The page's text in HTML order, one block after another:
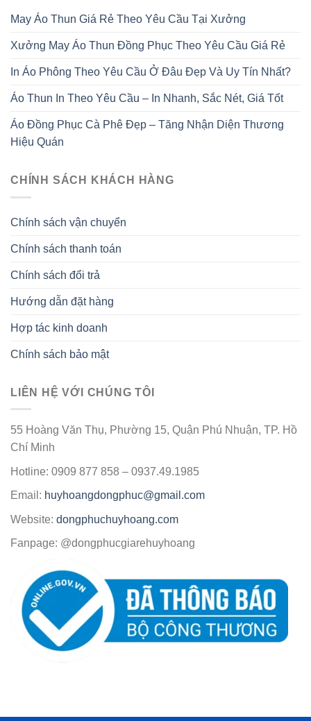
May Áo Thun Giá Rẻ Theo Yêu Cầu Tại Xưởng
Xưởng May Áo Thun Đồng Phục Theo Yêu Cầu Giá Rẻ
In Áo Phông Theo Yêu Cầu Ở Đâu Đẹp Và Uy Tín Nhất?
Áo Thun In Theo Yêu Cầu – In Nhanh, Sắc Nét, Giá Tốt
Áo Đồng Phục Cà Phê Đẹp – Tăng Nhận Diện Thương
Hiệu Quán
CHÍNH SÁCH KHÁCH HÀNG
Chính sách vận chuyển
Chính sách thanh toán
Chính sách đổi trả
Hướng dẫn đặt hàng
Hợp tác kinh doanh
Chính sách bảo mật
LIÊN HỆ VỚI CHÚNG TÔI
55 Hoàng Văn Thụ, Phường 15, Quận Phú Nhuận, TP. Hồ
Chí Minh
Hotline: 0909 877 858 – 0937.49.1985
Email: huyhoangdongphuc@gmail.com
Website: dongphuchuyhoang.com
Fanpage: @dongphucgiarehuyhoang